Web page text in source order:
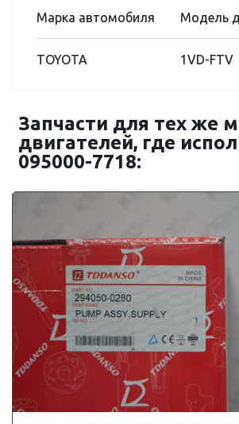
Марка автомобиля Модель
TOYOTA 1VD-FTV
Запчасти для тех же
двигателей, где
095000-7718: